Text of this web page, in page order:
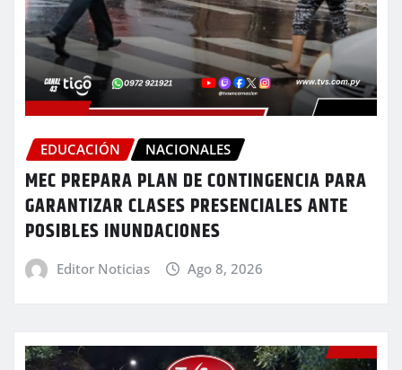
EDUCACIÓN NACIONALES
MEC PREPARA PLAN DE CONTINGENCIA PARA
GARANTIZAR CLASES PRESENCIALES ANTE
POSIBLES INUNDACIONES
Editor Noticias Ago 8, 2026